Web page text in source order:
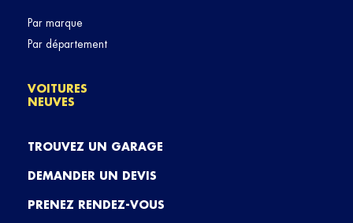
Par marque
Par département
VOITURES
NEUVES
TROUVEZ UN GARAGE
DEMANDER UN DEVIS
PRENEZ RENDEZ-VOUS